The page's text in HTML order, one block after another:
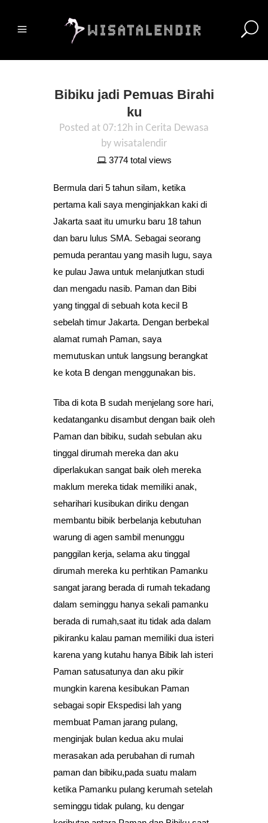
Bibiku jadi Pemuas Birahi
ku
Posted at 07:12h in Cerita Dewasa
by wisatalendir
3774 total views
Bermula dari 5 tahun silam, ketika
pertama kali saya menginjakkan kaki di
Jakarta saat itu umurku baru 18 tahun
dan baru lulus SMA. Sebagai seorang
pemuda perantau yang masih lugu, saya
ke pulau Jawa untuk melanjutkan studi
dan mengadu nasib. Paman dan Bibi
yang tinggal di sebuah kota kecil B
sebelah timur Jakarta. Dengan berbekal
alamat rumah Paman, saya
memutuskan untuk langsung berangkat
ke kota B dengan menggunakan bis.
Tiba di kota B sudah menjelang sore hari,
kedatanganku disambut dengan baik oleh
Paman dan bibiku, sudah sebulan aku
tinggal dirumah mereka dan aku
diperlakukan sangat baik oleh mereka
maklum mereka tidak memiliki anak,
seharihari kusibukan diriku dengan
membantu bibik berbelanja kebutuhan
warung di agen sambil menunggu
panggilan kerja, selama aku tinggal
dirumah mereka ku perhtikan Pamanku
sangat jarang berada di rumah tekadang
dalam seminggu hanya sekali pamanku
berada di rumah,saat itu tidak ada dalam
pikiranku kalau paman memiliki dua isteri
karena yang kutahu hanya Bibik lah isteri
Paman satusatunya dan aku pikir
mungkin karena kesibukan Paman
sebagai sopir Ekspedisi lah yang
membuat Paman jarang pulang,
menginjak bulan kedua aku mulai
merasakan ada perubahan di rumah
paman dan bibiku,pada suatu malam
ketika Pamanku pulang kerumah setelah
seminggu tidak pulang, ku dengar